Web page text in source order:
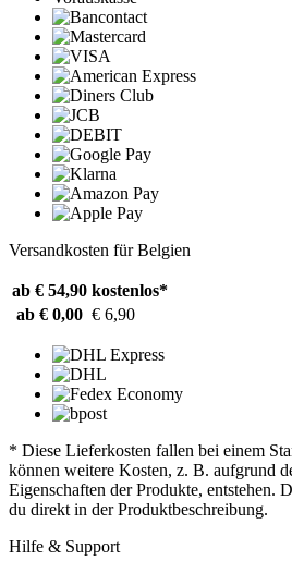
Versandkosten für Belgien
ab € 54,90 kostenlos*
ab € 0,00 € 6,90
* Diese Lieferkosten fallen bei einem
können weitere Kosten, z. B. aufgrund
Eigenschaften der Produkte, entstehen.
du direkt in der Produktbeschreibung.
Hilfe & Support